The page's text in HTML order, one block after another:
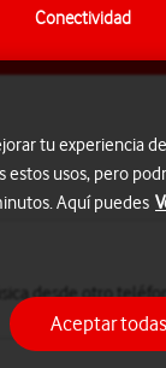
Conectividad
desde otro
tu experiencia de
estos usos, pero
Aquí puedes
Aceptar todas